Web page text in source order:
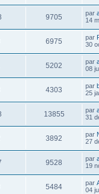
9705 par
14
6975 par
30
5202 par
08
4303 par
25
13855 par
31
3892 par
27
9528 par
19
5484 par
04